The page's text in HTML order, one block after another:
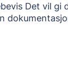
Det vil gi